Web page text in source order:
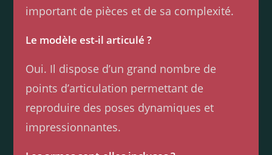
important de pièces et de sa complexité.
Le modèle est-il articulé ?
Oui. Il dispose d’un grand nombre de
points d’articulation permettant de
reproduire des poses dynamiques et
impressionnantes.